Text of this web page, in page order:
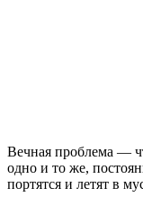
Вечная проблема —
одно и то же,
портятся и летят в